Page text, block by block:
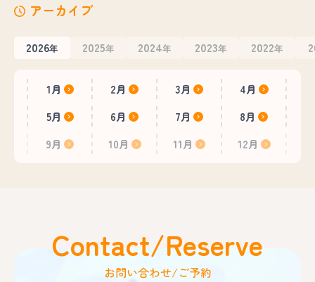
アーカイブ
2026年 2025年 2024年 2023年 2022年
1月 2月 3月
4月
5月
6月 7月
8月
9月
10月 11月 12月
Contact/Reserve
お問い合わせ/ご予約